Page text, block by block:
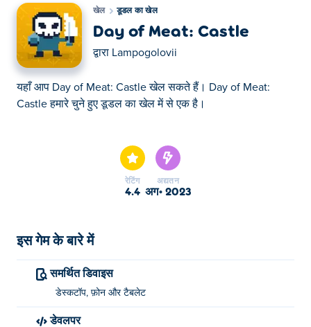
खेल डूडल का खेल
Day of Meat: Castle
द्वारा Lampogolovii
यहाँ आप Day of Meat: Castle खेल सकते हैं। Day of Meat:
Castle हमारे चुने हुए डूडल का खेल में से एक है।
रेटिंग
4.4
अद्यतन
अग॰ 2023
इस गेम के बारे में
समर्थित डिवाइस
डेस्कटॉप, फ़ोन और टैबलेट
डेवलपर